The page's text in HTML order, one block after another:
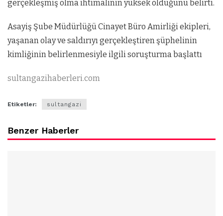
gerçekleşmiş olma ihtimalinin yüksek olduğunu belirti.
Asayiş Şube Müdürlüğü Cinayet Büro Amirliği ekipleri,
yaşanan olay ve saldırıyı gerçekleştiren şüphelinin
kimliğinin belirlenmesiyle ilgili soruşturma başlattı
sultangazihaberleri.com
Etiketler: sultangazi
Benzer Haberler